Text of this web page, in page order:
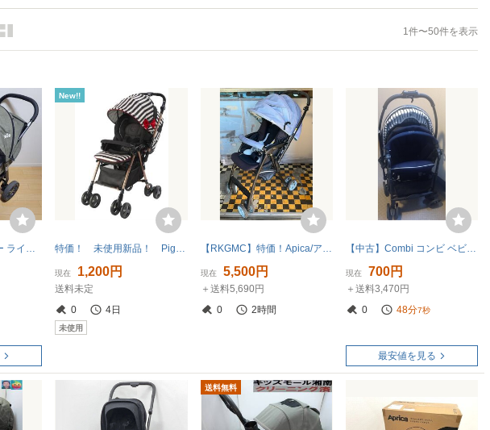
1件〜50件を表示
KATOJI Joie ジョイー ライトトラックス ベビーカー オリーブ
New!!
特価！ 未使用新品！ Pigeon ピジョン ベビーカーMahalo マハロ A型ベビーカー ヤマト宅急便着払い発送のみ
現在 1,200円
送料未定
0
4日
未使用
【RKGMC】特価！Apica/アップリカ/A型ベビーカー/フライル/中古品/引取歓迎
現在 5,500円
＋送料5,690円
0
2時間
【中古】Combi コンビ ベビーカー ネイビー ストライプ
現在 700円
＋送料3,470円
0
48分5秒
最安値を見る
送料無料